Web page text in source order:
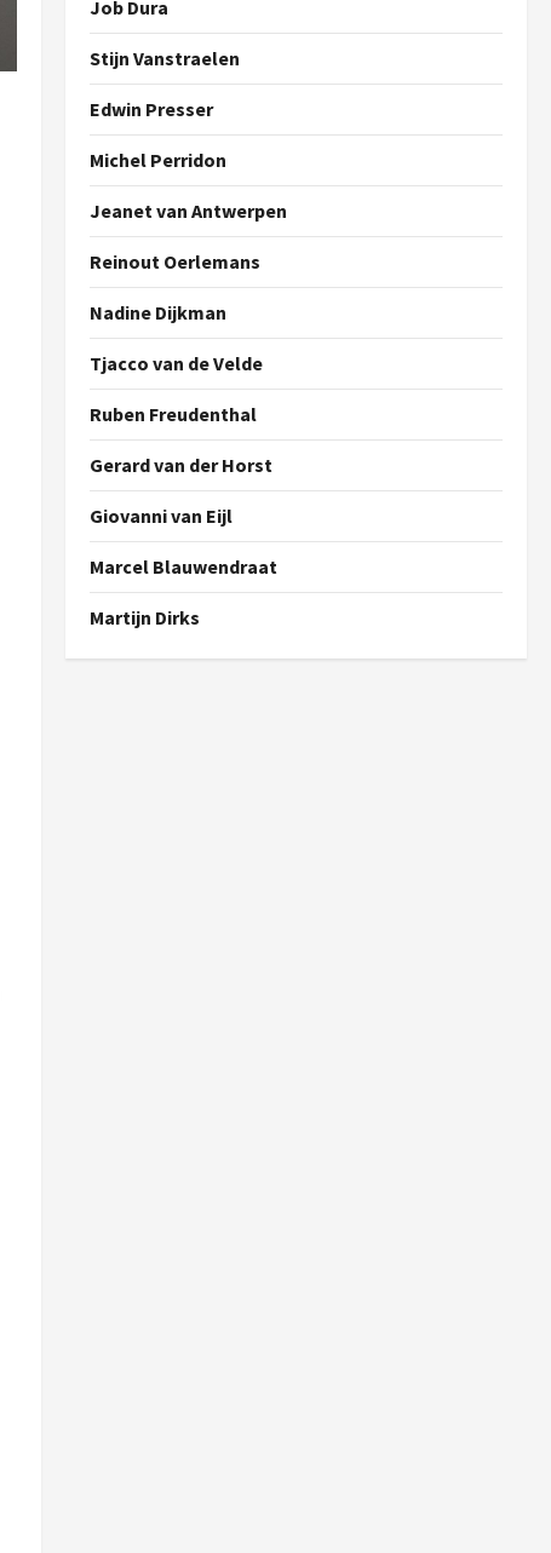
Job Dura
Stijn Vanstraelen
Edwin Presser
Michel Perridon
Jeanet van Antwerpen
Reinout Oerlemans
Nadine Dijkman
Tjacco van de Velde
Ruben Freudenthal
Gerard van der Horst
Giovanni van Eijl
Marcel Blauwendraat
Martijn Dirks